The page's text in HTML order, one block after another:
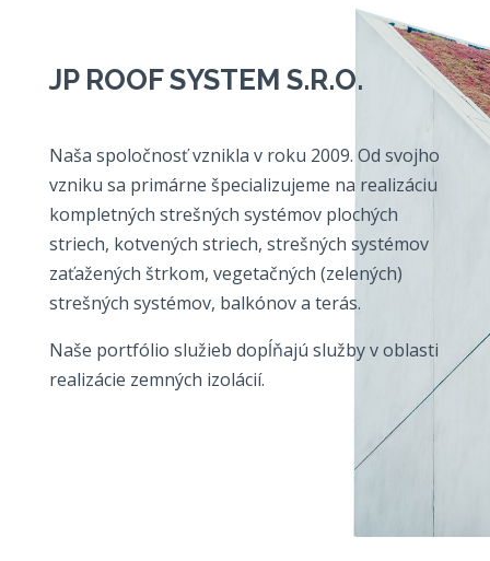
JP ROOF SYSTEM S.R.O.
Naša spoločnosť vznikla v roku 2009. Od svojho
vzniku sa primárne špecializujeme na realizáciu
kompletných strešných systémov plochých
striech, kotvených striech, strešných systémov
zaťažených štrkom, vegetačných (zelených)
strešných systémov, balkónov a terás.
Naše portfólio služieb dopĺňajú služby v oblasti
realizácie zemných izolácií.